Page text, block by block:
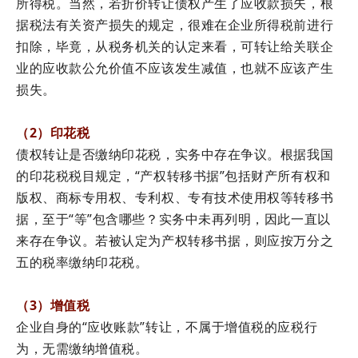
据税法有关资产损失的规定，很难在企业所得税前进行
扣除，毕竟，从税务机关的认定来看，可转让给关联企
业的应收款公允价值不应该发生减值，也就不应该产生
损失。
（2）印花税
债权转让是否缴纳印花税，实务中存在争议。根据我国
的印花税税目规定，“产权转移书据”包括财产所有权和
版权、商标专用权、专利权、专有技术使用权等转移书
据，至于“等”包含哪些？实务中未再列明，因此一直以
来存在争议。若被认定为产权转移书据，则应按万分之
五的税率缴纳印花税。
（3）增值税
企业自身的“应收账款”转让，不属于增值税的应税行
为，无需缴纳增值税。